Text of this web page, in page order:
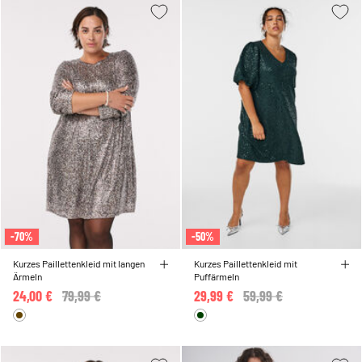
-70%
Kurzes Paillettenkleid mit langen
Ärmeln
Price reduced from
79,99 €
24,00 €
-50%
Kurzes Paillettenkleid mit
Puffärmeln
Price reduced from
59,99 €
29,99 €